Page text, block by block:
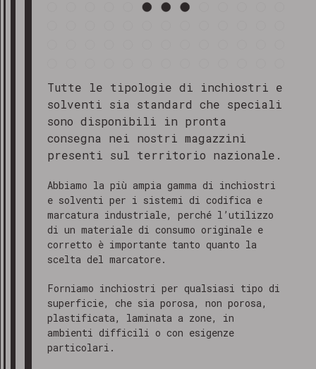
Tutte le tipologie di inchiostri e
solventi sia standard che speciali
sono disponibili in pronta
consegna nei nostri magazzini
presenti sul territorio nazionale.
Abbiamo la più ampia gamma di inchiostri
e solventi per i sistemi di codifica e
marcatura industriale, perché l’utilizzo
di un materiale di consumo originale e
corretto è importante tanto quanto la
scelta del marcatore.
Forniamo inchiostri per qualsiasi tipo di
superficie, che sia porosa, non porosa,
plastificata, laminata a zone, in
ambienti difficili o con esigenze
particolari.